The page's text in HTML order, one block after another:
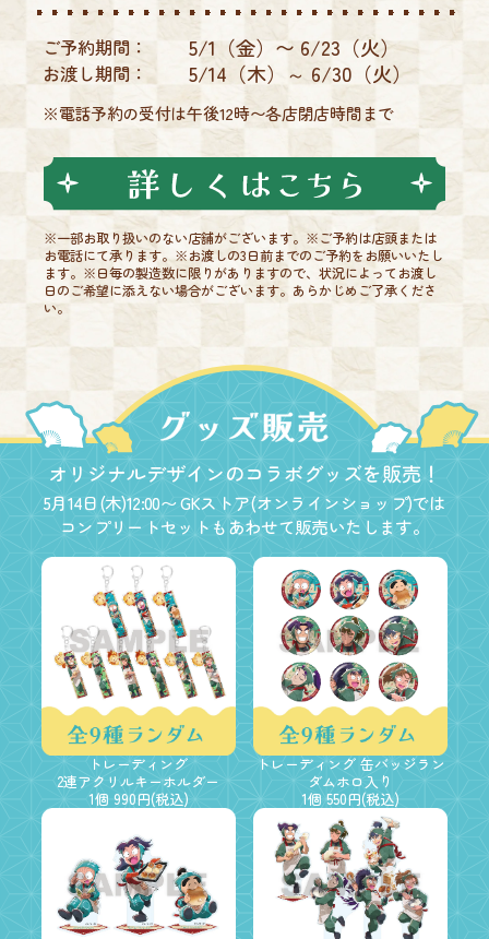
ご予約期間： 5/1（金）〜 6/23（火）
お渡し期間： 5/14（木）～ 6/30（火）
※電話予約の受付は午後12時〜各店閉店時間まで
※一部お取り扱いのない店舗がございます。※ご予約は店頭または
お電話にて承ります。※お渡しの3日前までのご予約をお願いいたし
ます。※日毎の製造数に限りがありますので、状況によってお渡し
日のご希望に添えない場合がございます。あらかじめご了承くださ
い。
オリジナルデザインのコラボグッズを販売！
5月14日(木)12:00〜 GKストア(オンラインショップ)では
コンプリートセットもあわせて販売いたします。
トレーディング
2連アクリルキーホルダー
1個 990円(税込)
トレーディング 缶バッジラン
ダムホロ入り
1個 550円(税込)